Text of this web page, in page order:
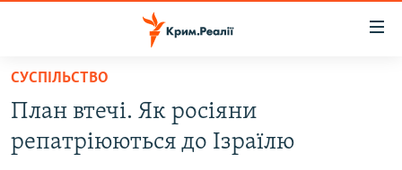
Перейти
основного
матеріалу
Перейти
ВІДЕО ТА ФОТО
СУСПІЛЬСТВО
План втечі. Як росіяни
репатріюються до Ізраїлю